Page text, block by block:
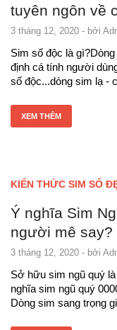
tuyên ngôn về
3 tháng 12, 2020 - bởi
Sim số độc là
định cá tính người
số độc...dòng sim lạ -
XEM THÊM
KIẾN THỨC SIM SỐ
Ý nghĩa Sim
người mê say?
3 tháng 12, 2020 - bởi
Sở hữu sim ngũ quý
nghĩa sim ngũ quý
Dòng sim sang trọng